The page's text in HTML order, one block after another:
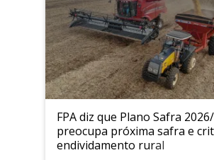
FPA diz que Plano Safra
preocupa próxima safra e
endividamento rural